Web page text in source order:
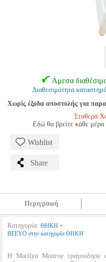
Αμεσα
Διαθεσιμότητα
Χωρίς έξοδα αποστολής για
Σταθερά
Εδώ θα βρείτε κάθε μέρα
Wishlist
Share
Περιγραφή
Κατηγορία: ΘΗΚΗ •
BEEYO στην κατηγορία ΘΗΚΗ
Η Marilyn Monroe τραγούδησε